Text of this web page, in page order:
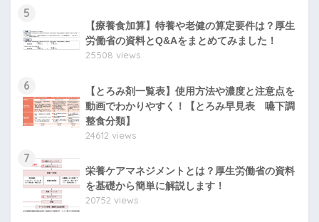
5
【療養食加算】特養や老健の算定要件は？厚生
労働省の資料とQ&Aをまとめてみました！
25508 views
6
【とろみ剤一覧表】使用方法や濃度と注意点を
動画でわかりやすく！【とろみ早見表 嚥下調
整食分類】
24612 views
7
栄養ケアマネジメントとは？厚生労働省の資料
を基礎から簡単に解説します！
20752 views